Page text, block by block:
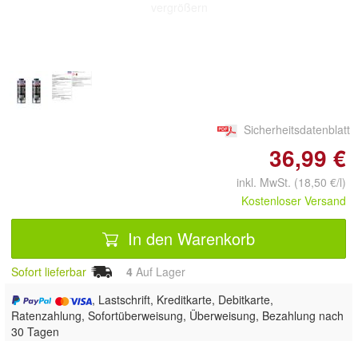
Sicherheitsdatenblatt
36,99 €
inkl. MwSt. (18,50 €/l)
Kostenloser Versand
In den Warenkorb
Sofort lieferbar 4 Auf Lager
, Lastschrift, Kreditkarte, Debitkarte,
Ratenzahlung, Sofortüberweisung, Überweisung, Bezahlung nach
30 Tagen